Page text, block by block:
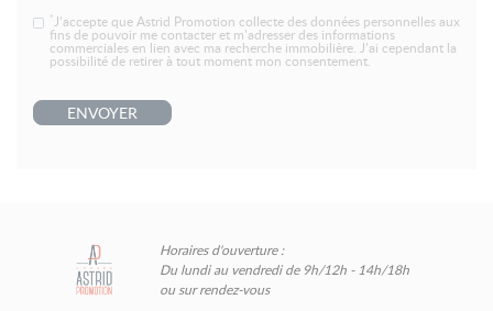
*J’accepte que Astrid Promotion collecte des données personnelles aux
fins de pouvoir me contacter et m’adresser des informations
commerciales en lien avec ma recherche immobilière. J’ai cependant la
possibilité de retirer à tout moment mon consentement.
ENVOYER
Horaires d'ouverture :
Du lundi au vendredi de 9h/12h - 14h/18h
ou sur rendez-vous